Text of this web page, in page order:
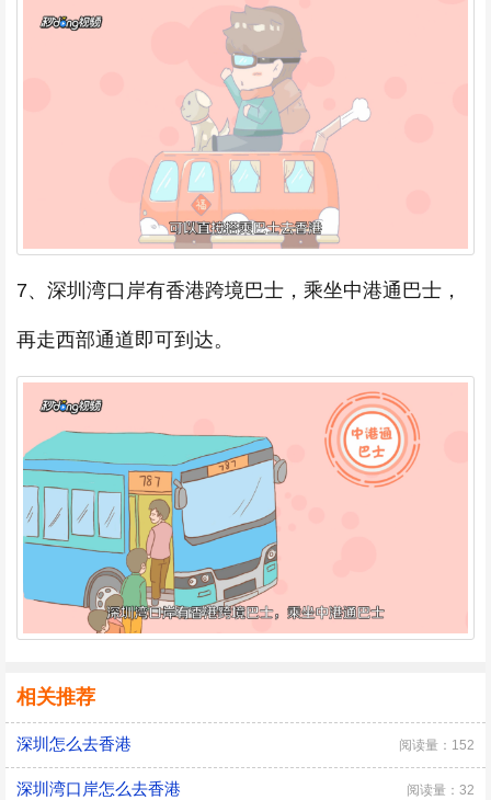
7、深圳湾口岸有香港跨境巴士，乘坐中港通巴士，
再走西部通道即可到达。
相关推荐
深圳怎么去香港 阅读量：152
深圳湾口岸怎么去香港 阅读量：32